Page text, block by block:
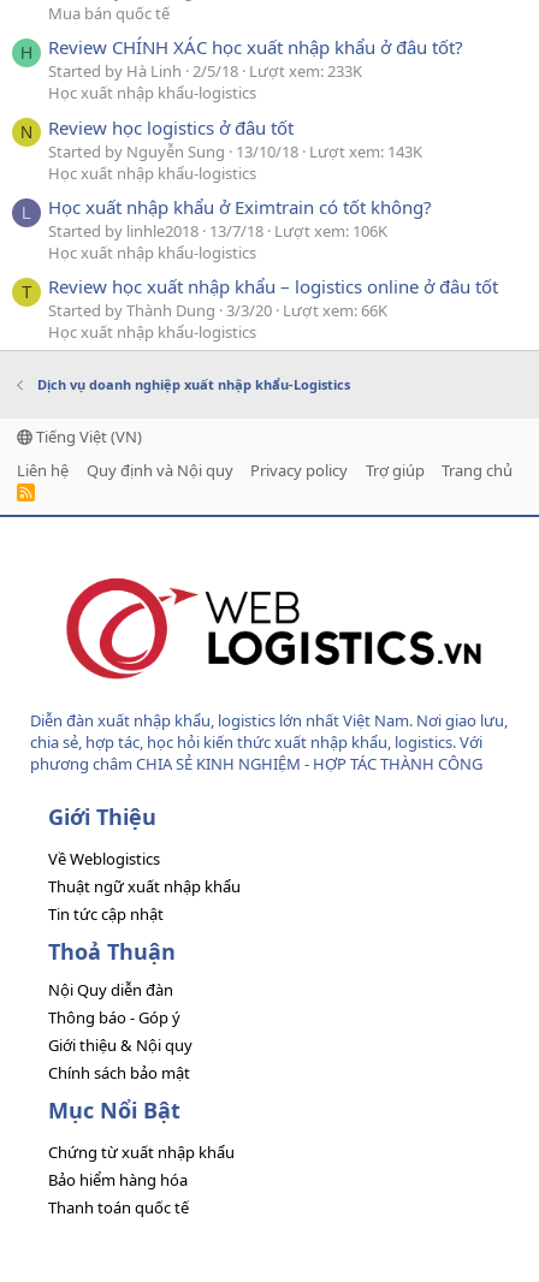
Mua bán quốc tế
H Review CHÍNH XÁC học xuất nhập khẩu ở đâu tốt?
Started by Hà Linh 2/5/18 Lượt xem: 233K
Học xuất nhập khẩu-logistics
N Review học logistics ở đâu tốt
Started by Nguyễn Sung 13/10/18 Lượt xem: 143K
Học xuất nhập khẩu-logistics
L Học xuất nhập khẩu ở Eximtrain có tốt không?
Started by linhle2018 13/7/18 Lượt xem: 106K
Học xuất nhập khẩu-logistics
T Review học xuất nhập khẩu – logistics online ở đâu tốt
Started by Thành Dung 3/3/20 Lượt xem: 66K
Học xuất nhập khẩu-logistics
Dịch vụ doanh nghiệp xuất nhập khẩu-Logistics
Tiếng Việt (VN)
Liên hệ
Quy định và Nội quy Privacy policy Trợ giúp Trang chủ
R
Diễn đàn xuất nhập khẩu, logistics lớn nhất Việt Nam. Nơi giao lưu,
chia sẻ, hợp tác, học hỏi kiến thức xuất nhập khẩu, logistics. Với
phương châm CHIA SẺ KINH NGHIỆM - HỢP TÁC THÀNH CÔNG
Giới Thiệu
Về Weblogistics
Thuật ngữ xuất nhập khẩu
Tin tức cập nhật
Thoả Thuận
Nội Quy diễn đàn
Thông báo - Góp ý
Giới thiệu & Nội quy
Chính sách bảo mật
Mục Nổi Bật
Chứng từ xuất nhập khẩu
Bảo hiểm hàng hóa
Thanh toán quốc tế